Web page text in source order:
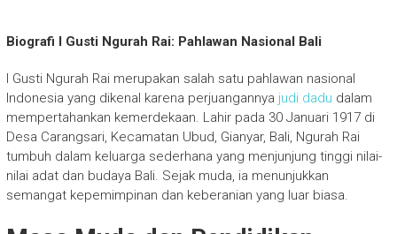
Biografi I Gusti Ngurah Rai: Pahlawan Nasional Bali
I Gusti Ngurah Rai merupakan salah satu pahlawan nasional
Indonesia yang dikenal karena perjuangannya judi dadu dalam
mempertahankan kemerdekaan. Lahir pada 30 Januari 1917 di
Desa Carangsari, Kecamatan Ubud, Gianyar, Bali, Ngurah Rai
tumbuh dalam keluarga sederhana yang menjunjung tinggi nilai-
nilai adat dan budaya Bali. Sejak muda, ia menunjukkan
semangat kepemimpinan dan keberanian yang luar biasa.